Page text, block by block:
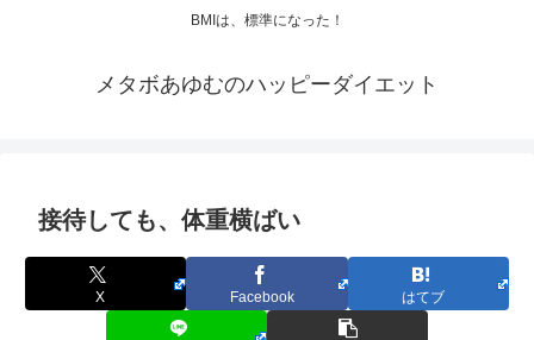
BMIは、標準になった！
メタボあゆむのハッピーダイエット
接待しても、体重横ばい
X Facebook はてブ